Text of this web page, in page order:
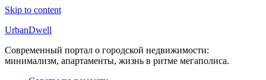
Skip to content
UrbanDwell
Современный портал о городской недвижимости:
минимализм, апартаменты, жизнь в ритме мегаполиса.